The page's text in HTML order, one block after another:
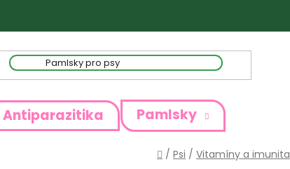
Antiparazitika Pamlsky
Domů
/ Psi / Vitamíny a imunita